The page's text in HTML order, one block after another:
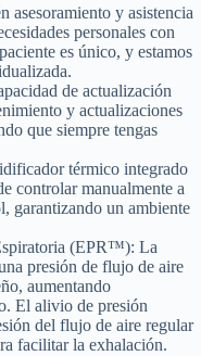
asesoramiento y asistencia
personales con
es único, y estamos
de actualización
y actualizaciones
que siempre tengas
térmico integrado
controlar manualmente a
garantizando un ambiente
(EPR™): La
presión de flujo de aire
aumentando
El alivio de presión
del flujo de aire regular
facilitar la exhalación.